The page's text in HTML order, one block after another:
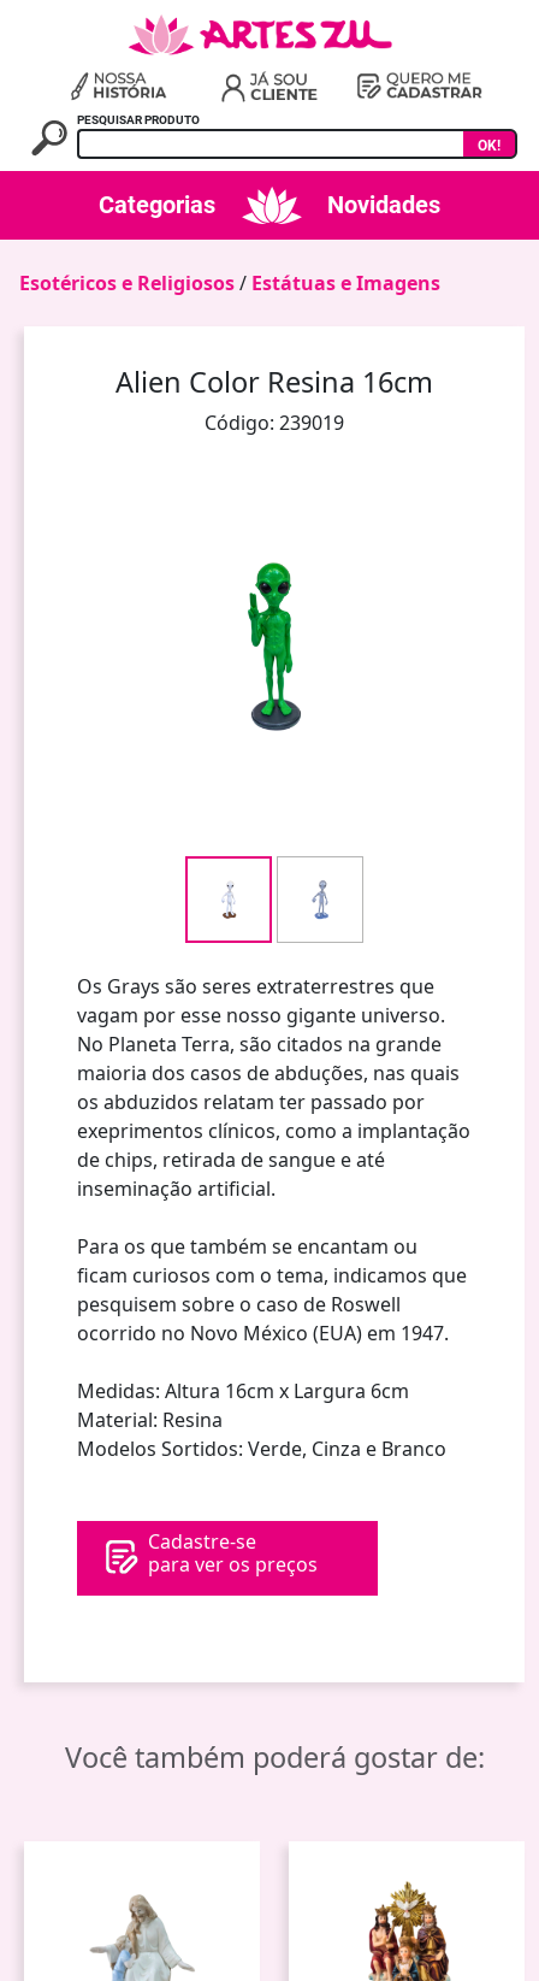
PESQUISAR PRODUTO
OK!
Categorias Novidades
Esotéricos e Religiosos/ Estátuas e Imagens
Alien Color Resina 16cm
Código: 239019
Os Grays são seres extraterrestres que
vagam por esse nosso gigante universo.
No Planeta Terra, são citados na grande
maioria dos casos de abduções, nas quais
os abduzidos relatam ter passado por
exeprimentos clínicos, como a implantação
de chips, retirada de sangue e até
inseminação artificial.
Para os que também se encantam ou
ficam curiosos com o tema, indicamos que
pesquisem sobre o caso de Roswell
ocorrido no Novo México (EUA) em 1947.
Medidas: Altura 16cm x Largura 6cm
Material: Resina
Modelos Sortidos: Verde, Cinza e Branco
Cadastre-se
para ver os preços
Você também poderá gostar de: